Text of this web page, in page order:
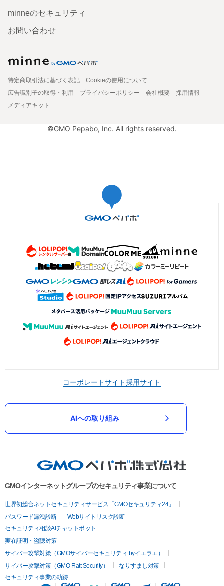
minneのセキュリティ
お問い合わせ
特定商取引法に基づく表記
Cookieの使用について
広告識別子の取得・利用
プライバシーポリシー 会社概要
採用情報
メディアキット
©GMO Pepabo, Inc. All rights reserved.
コーポレートサイト採用サイト
AIへの取り組み
GMOインターネットグループのセキュリティ事業について
世界初総合ネットセキュリティサービス「GMOセキュリティ24」
パスワード漏洩診断
Webサイトリスク診断
セキュリティ相談AIチャットボット
実在証明・盗聴対策
サイバー攻撃対策（GMOサイバーセキュリティ byイエラエ）
サイバー攻撃対策（GMO Flatt Security）
なりすまし対策
セキュリティ事業の軌跡